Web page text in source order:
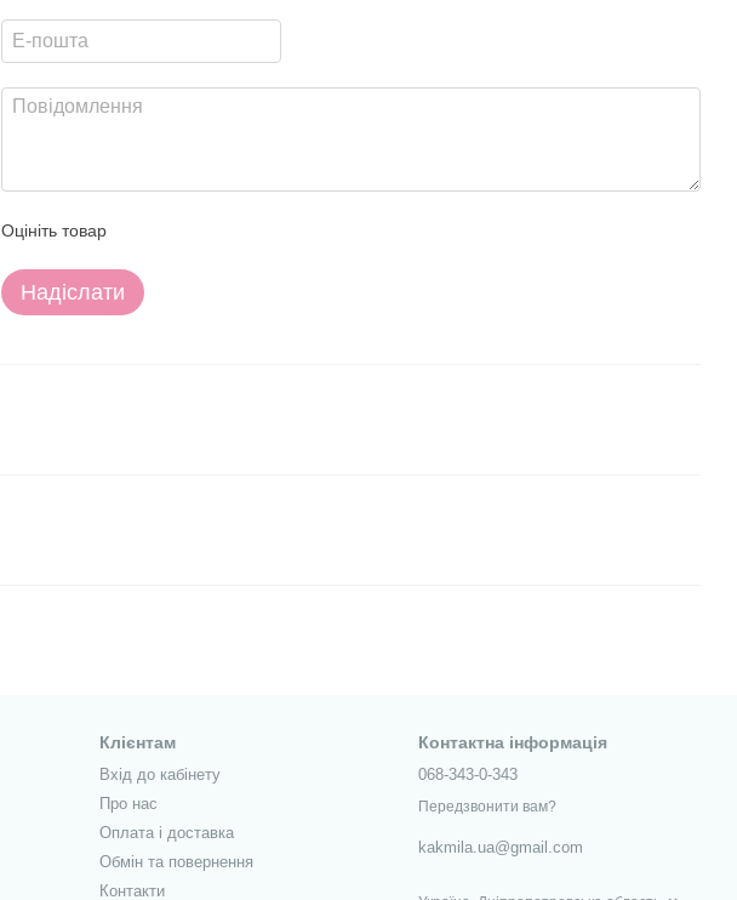
Оцініть товар
Надіслати
Клієнтам
Вхід до кабінету
Про нас
Оплата і доставка
Обмін та повернення
Контакти
Контактна інформація
068-343-0-343
Передзвонити вам?
kakmila.ua@gmail.com